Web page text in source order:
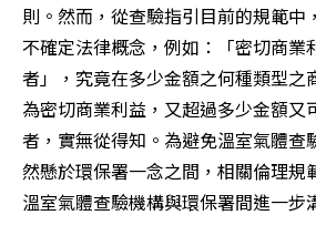
則。然而，從查驗指引目前的規範中
不確定法律概念，例如：「密切商業
者」，究竟在多少金額之何種類型之
為密切商業利益，又超過多少金額又
者，實無從得知。為避免溫室氣體查
然懸於環保署一念之間，相關倫理規
溫室氣體查驗機構與環保署間進一步